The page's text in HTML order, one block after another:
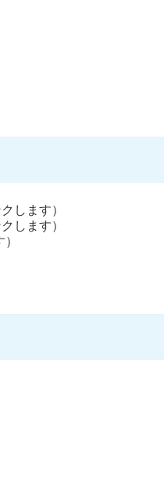
します）
します）